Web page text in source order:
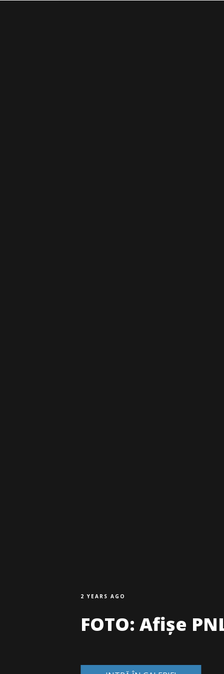
2 YEARS AGO
FOTO: Afișe